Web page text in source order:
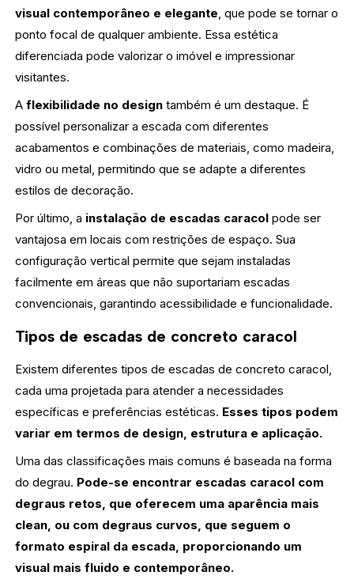
visual contemporâneo e elegante, que pode se tornar o
ponto focal de qualquer ambiente. Essa estética
diferenciada pode valorizar o imóvel e impressionar
visitantes.
Aflexibilidade no design também é um destaque. É
possível personalizar a escada com diferentes
acabamentos e combinações de materiais, como madeira,
vidro ou metal, permitindo que se adapte a diferentes
estilos de decoração.
Por último, a instalação de escadas caracol pode ser
vantajosa em locais com restrições de espaço. Sua
configuração vertical permite que sejam instaladas
facilmente em áreas que não suportariam escadas
convencionais, garantindo acessibilidade e funcionalidade.
Tipos de escadas de concreto caracol
Existem diferentes tipos de escadas de concreto caracol,
cada uma projetada para atender a necessidades
específicas e preferências estéticas. Esses tipos podem
variar em termos de design, estrutura e aplicação.
Uma das classificações mais comuns é baseada na forma
do degrau. Pode-se encontrar escadas caracol com
degraus retos, que oferecem uma aparência mais
clean, ou com degraus curvos, que seguem o
formato espiral da escada, proporcionando um
visual mais fluido e contemporâneo.